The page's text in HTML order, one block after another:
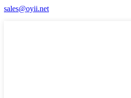
sales@oyii.net